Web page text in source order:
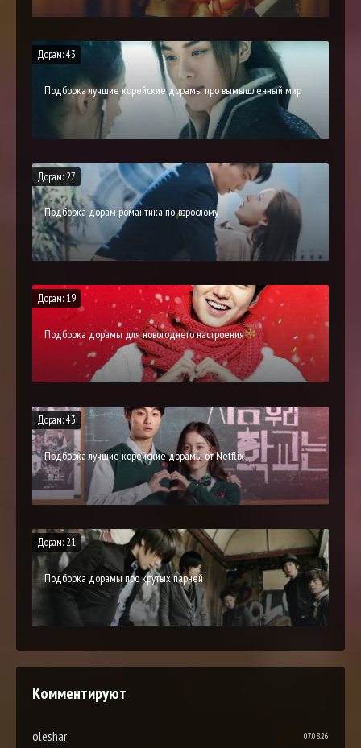
Дорам: 43
Подборка лучшие корейские дорамы про вымышленный мир
Дорам: 27
Подборка дорам романтика по-взрослому
Дорам: 19
Подборка дорамы для новогоднего настроения
Дорам: 43
Подборка лучшие корейские дорамы от Netflix
Дорам: 21
Подборка дорамы про крутых парней
Комментируют
oleshar 07.08.26